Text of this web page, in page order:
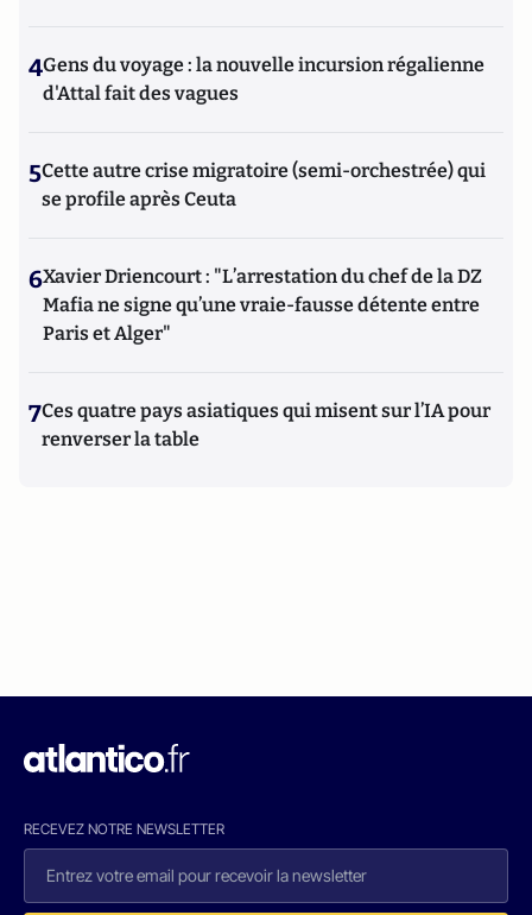
4Gens du voyage : la nouvelle incursion régalienne
d'Attal fait des vagues
5Cette autre crise migratoire (semi-orchestrée) qui
se profile après Ceuta
6Xavier Driencourt : "L’arrestation du chef de la DZ
Mafia ne signe qu’une vraie-fausse détente entre
Paris et Alger"
7Ces quatre pays asiatiques qui misent sur l’IA pour
renverser la table
RECEVEZ NOTRE NEWSLETTER